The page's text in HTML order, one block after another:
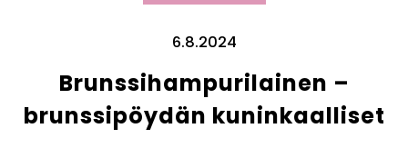
6.8.2024
Brunssihampurilainen –
brunssipöydän kuninkaalliset